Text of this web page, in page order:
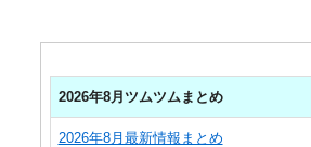
2026年8月ツムツムまとめ
2026年8月最新情報まとめ